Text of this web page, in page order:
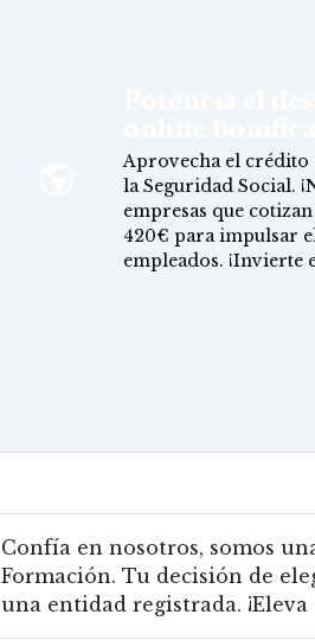
Aprovecha el crédito
la Seguridad Social.
empresas que
420€ para impulsar
empleados.
Confía en nosotros, somos
Formación. Tu decisión de
una entidad registrada.